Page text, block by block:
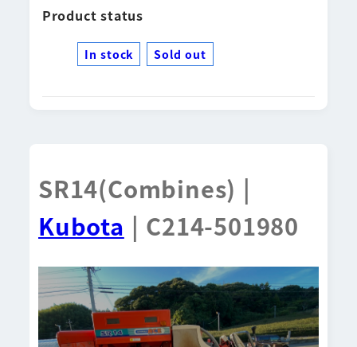
Product status
In stock Sold out
SR14(Combines) |
Kubota | C214-501980